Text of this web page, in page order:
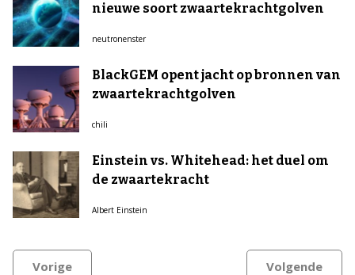
nieuwe soort zwaartekrachtgolven
neutronenster
BlackGEM opent jacht op bronnen van
zwaartekrachtgolven
chili
Einstein vs. Whitehead: het duel om
de zwaartekracht
Albert Einstein
Vorige Volgende